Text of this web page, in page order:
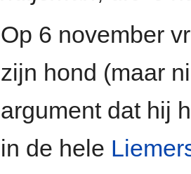
Op 6 november
zijn hond (maar
argument dat hij
in de hele